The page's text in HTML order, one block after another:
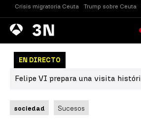
Crisis migratoria Ceuta Trump sobre Ceuta
Antena
3 Noticias
EN DIRECTO
Felipe VI prepara una visita
sociedad Sucesos